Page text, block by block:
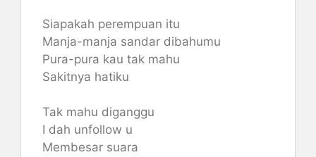
Siapakah perempuan itu
Manja-manja sandar dibahumu
Pura-pura kau tak mahu
Sakitnya hatiku
Tak mahu diganggu
I dah unfollow u
Membesar suara